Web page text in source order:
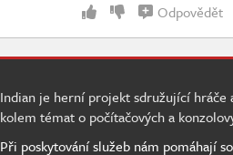
Odpovědět
Indian je herní projekt sdružující hráče
kolem témat o počítačových a
Při poskytování služeb nám pomáhají